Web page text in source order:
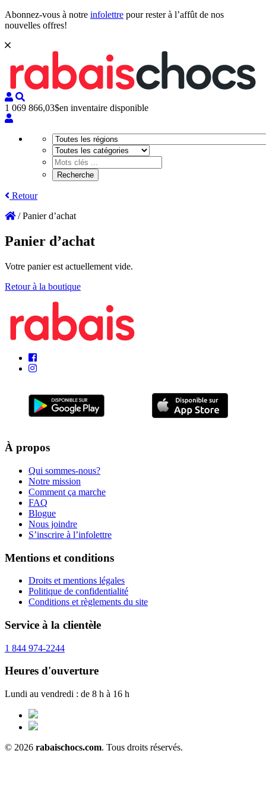
Abonnez-vous à notre infolettre pour rester à l’affût de nos
nouvelles offres!
1 069 866,03$en inventaire disponible
Retour
/Panier d’achat
Panier d’achat
Votre panier est actuellement vide.
Retour à la boutique
À propos
Qui sommes-nous?
Notre mission
Comment ça marche
FAQ
Blogue
Nous joindre
S’inscrire à l’infolettre
Mentions et conditions
Droits et mentions légales
Politique de confidentialité
Conditions et règlements du site
Service à la clientèle
1 844 974-2244
Heures d'ouverture
Lundi au vendredi : de 8 h à 16 h
© 2026 rabaischocs.com. Tous droits réservés.